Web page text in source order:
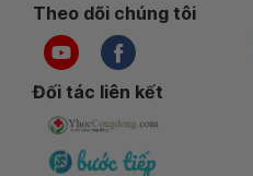
Theo dõi chúng tôi
Đối tác liên kết